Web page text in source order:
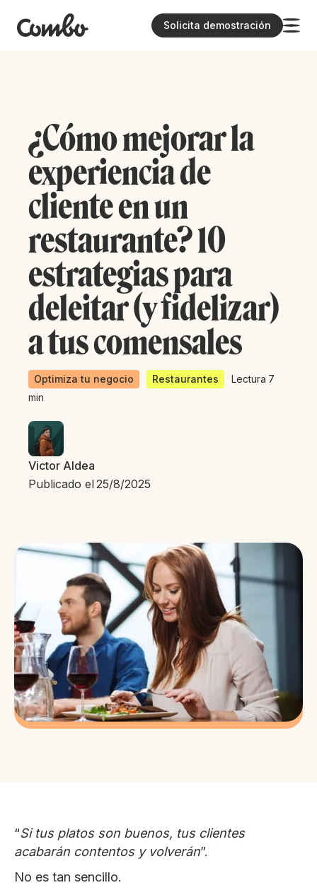
Solicita demostración
¿Cómo mejorar la
experiencia de
cliente en un
restaurante? 10
estrategias para
deleitar (y fidelizar)
a tus comensales
Optimiza tu negocio Restaurantes Lectura 7
min
Victor Aldea
Publicado el25/8/2025
“Si tus platos son buenos, tus clientes
acabarán contentos y volverán”.
No es tan sencillo.